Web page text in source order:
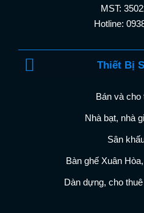
MST:
Hotline:
Thiết Bị
Bán và cho
Nhà bạt, nhà
Sân
Bàn ghế Xuân
Dàn dựng, cho